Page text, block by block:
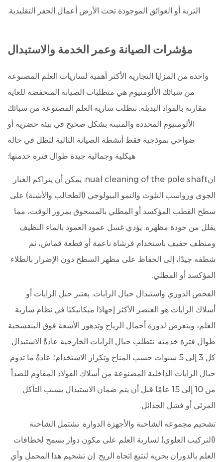
التربة أو العوائق الموجودة تحت الأرض أعمال الحفر التقليدية.
مؤشرات الصيانة وعمر الخدمة والاستبدال
واحدة من المزايا التجارية الأكثر أهمية لساريات العلم المصنوعة
من سبائك الألومنيوم هي متطلبات الصيانة المنخفضة للغاية
مقارنة بالمواد البديلة. تتطلب سارية العلم المصنوعة من سبائك
الألومنيوم المحددة والمثبتة بشكل صحيح في بيئة حضرية أو
ضواحي نموذجية فقط أنشطة الصيانة التالية لتظل في حالة
هيكلية وجمالية جيدة طوال فترة خدمتها:
انnual cleaning of the pole shaft.
يمكن أن يتراكم الغبار
الجوي ورواسب التلوث والنمو البيولوجي (الطحالب والأشنة) على
سطح القطب المؤكسد أو المطلي بالمسحوق بمرور الوقت، مما
يقلل من جودة مظهره. يؤدي غسل عمود العمود بالماء النظيف
ومنظف خفيف باستخدام فرشاة ناعمة أو قطعة قماش، ثم
شطفه جيدًا، إلى الحفاظ على مظهر السطح دون الإضرار بالطلاء
المؤكسد أو المطلي.
الفحص الدوري واستبدال حبال الرايات. يعتبر حبل الرايات أو
أسلاك الرايات هو العنصر الأكثر إجهادًا ميكانيكيًا في نظام سارية
العلم، ويتعرض لدورة أحمال الرياح وتدهور الأشعة فوق البنفسجية
طوال فترة خدمته. تتطلب حبال الرايات الخارجية عادةً الاستبدال
كل 3 إلى 5 سنوات حسب المناخ وتكرار الاستخدام؛ عادةً ما تدوم
حبال الرايات الداخلية المصنوعة من أسلاك الفولاذ المقاوم للصدأ
من 10 إلى 15 عامًا قبل أن يتم ضمان الاستبدال بسبب التآكل
المرئي أو فشل الجدائل.
تشحيم مجموعة الشاحنة والأجهزة الدوارة. تشتمل الشاحنة
(التركيب العلوي) لسارية العلم على مكون دوار يسمح لخطافات
العلم بالدوران بحرية لتتبع اتجاه الريح. إن تشحيم هذا المحمل وأي